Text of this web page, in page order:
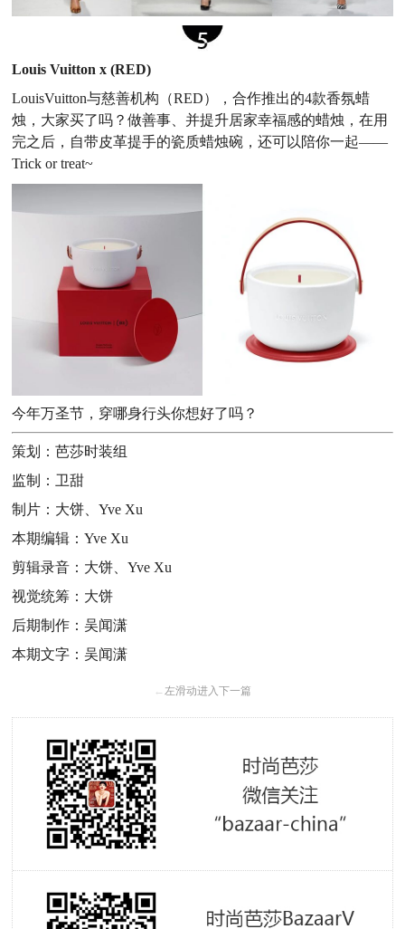
Louis Vuitton x (RED)
LouisVuitton与慈善机构（RED），合作推出的4款香氛蜡
烛，大家买了吗？做善事、并提升居家幸福感的蜡烛，在用
完之后，自带皮革提手的瓷质蜡烛碗，还可以陪你一起——
Trick or treat~
今年万圣节，穿哪身行头你想好了吗？
策划：芭莎时装组
监制：卫甜
制片：大饼、Yve Xu
本期编辑：Yve Xu
剪辑录音：大饼、Yve Xu
视觉统筹：大饼
后期制作：吴闻潇
本期文字：吴闻潇
← 左滑动进入下一篇